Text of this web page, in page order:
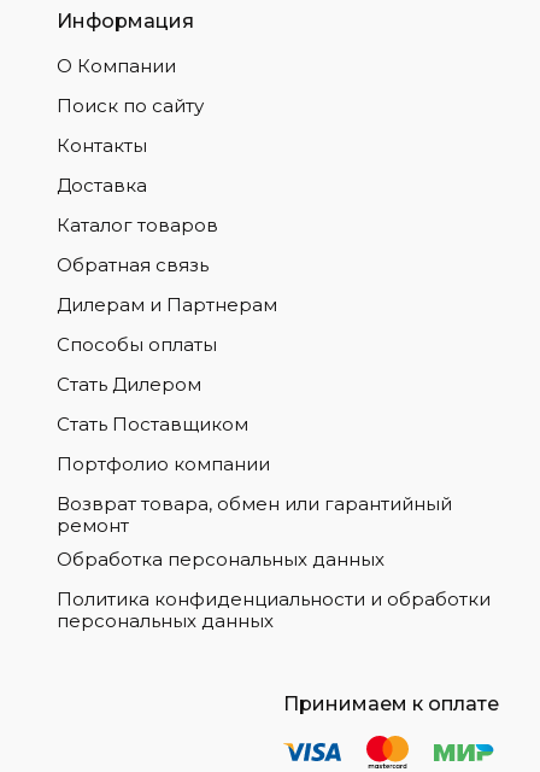
Информация
О Компании
Поиск по сайту
Контакты
Доставка
Каталог товаров
Обратная связь
Дилерам и Партнерам
Способы оплаты
Стать Дилером
Стать Поставщиком
Портфолио компании
Возврат товара, обмен или гарантийный
ремонт
Обработка персональных данных
Политика конфиденциальности и обработки
персональных данных
Принимаем к оплате